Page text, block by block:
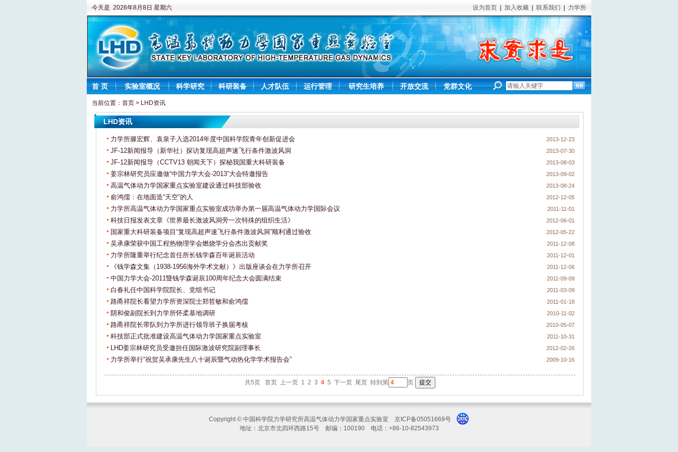
今天是 2026年8月8日 星期六 设为首页 加入收藏 联系我们 力学所
首 页 实验室概况 科学研究 科研装备 人才队伍 运行管理 研究生培养 开放交流 党群文化
当前位置： 首页 > LHD资讯
LHD资讯
力学所滕宏辉、袁泉子入选2014年度中国科学院青年创新促进会 2013-12-23
JF-12新闻报导（新华社）探访复现高超声速飞行条件激波风洞 2013-07-30
JF-12新闻报导（CCTV13 朝闻天下）探秘我国重大科研装备 2013-08-03
姜宗林研究员应邀做“中国力学大会-2013”大会特邀报告 2013-09-02
高温气体动力学国家重点实验室建设通过科技部验收 2013-08-24
俞鸿儒：在地面造“天空”的人 2012-12-05
力学所高温气体动力学国家重点实验室成功举办第一届高温气体动力学国际会议 2011-11-01
科技日报发表文章《世界最长激波风洞旁一次特殊的组织生活》 2012-06-01
国家重大科研装备项目“复现高超声速飞行条件激波风洞”顺利通过验收 2012-05-22
吴承康荣获中国工程热物理学会燃烧学分会杰出贡献奖 2011-12-08
力学所隆重举行纪念首任所长钱学森百年诞辰活动 2011-12-01
《钱学森文集（1938-1956海外学术文献）》出版座谈会在力学所召开 2011-12-06
中国力学大会-2011暨钱学森诞辰100周年纪念大会圆满结束 2011-09-09
白春礼任中国科学院院长、党组书记 2011-03-09
路甬祥院长看望力学所资深院士郑哲敏和俞鸿儒 2011-01-18
阴和俊副院长到力学所怀柔基地调研 2010-11-02
路甬祥院长带队到力学所进行领导班子换届考核 2010-05-07
科技部正式批准建设高温气体动力学国家重点实验室 2011-10-31
LHD姜宗林研究员受邀担任国际激波研究院副理事长 2012-02-26
力学所举行“祝贺吴承康先生八十诞辰暨气动热化学学术报告会” 2009-10-16
共5页 首页 上一页 1 2 3 4 5 下一页 尾页 转到第 页
Copyright © 中国科学院力学研究所高温气体动力学国家重点实验室 京ICP备05051669号
地址：北京市北四环西路15号 邮编：100190 电话：+86-10-82543973